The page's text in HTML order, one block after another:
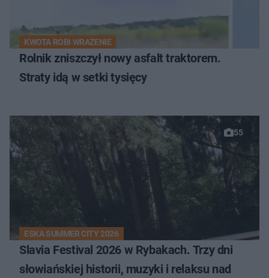
KWOTA ROBI WRAŻENIE
Rolnik zniszczył nowy asfalt traktorem.
Straty idą w setki tysięcy
55
ESKA SUMMER CITY 2026
Slavia Festival 2026 w Rybakach. Trzy dni
słowiańskiej historii, muzyki i relaksu nad